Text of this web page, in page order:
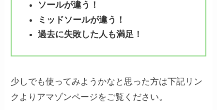
ソールが違う！
ミッドソールが違う！
過去に失敗した人も満足！
少しでも使ってみようかなと思った方は下記リン
クよりアマゾンページをご覧ください。